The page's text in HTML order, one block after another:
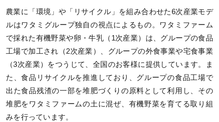
農業に「環境」や「リサイクル」を組み合わせた6次産業モデ
ルはワタミグループ独自の視点によるもの。ワタミファーム
で採れた有機野菜や卵・牛乳（1次産業）は、グループの食品
工場で加工され（2次産業）、グループの外食事業や宅食事業
（3次産業）をつうじて、全国のお客様に提供しています。ま
た、食品リサイクルを推進しており、グループの食品工場で
出た食品残渣の一部を堆肥づくりの原料として利用し、その
堆肥をワタミファームの土に混ぜ、有機野菜を育てる取り組
みを行っています。